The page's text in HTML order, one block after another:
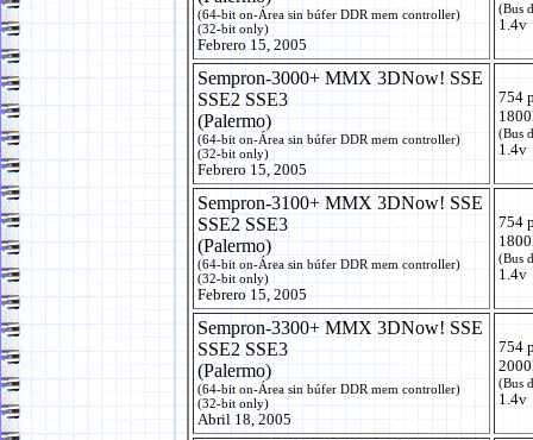
(64-bit on-Área sin búfer DDR mem controller)
(32-bit only)
Febrero 15, 2005
(Bus
1.4v
Sempron-3000+ MMX 3DNow! SSE
SSE2 SSE3
(Palermo)
(64-bit on-Área sin búfer DDR mem controller)
(32-bit only)
Febrero 15, 2005
754
(Bus
1.4v
Sempron-3100+ MMX 3DNow! SSE
SSE2 SSE3
(Palermo)
(64-bit on-Área sin búfer DDR mem controller)
(32-bit only)
Febrero 15, 2005
754
(Bus
1.4v
Sempron-3300+ MMX 3DNow! SSE
SSE2 SSE3
(Palermo)
(64-bit on-Área sin búfer DDR mem controller)
(32-bit only)
Abril 18, 2005
754
(Bus
1.4v